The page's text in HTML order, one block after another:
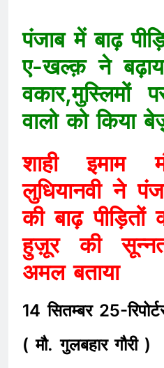
पंजाब में बाढ़
ए-खल्क़ ने
वकार,मुस्लिमों
वालो को किया
शाही इमाम
लुधियानवी ने
की बाढ़
हुज़ूर की
अमल बताया
14 सितम्बर 25-
( मौ. गुलबहार गौरी )